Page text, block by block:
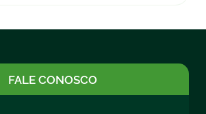
FALE CONOSCO